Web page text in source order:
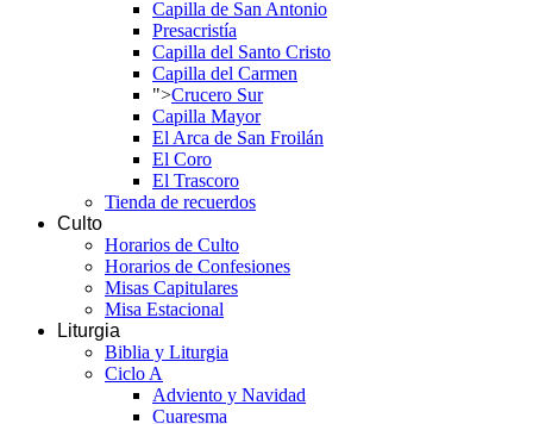
Capilla de San Antonio
Presacristía
Capilla del Santo Cristo
Capilla del Carmen
">Crucero Sur
Capilla Mayor
El Arca de San Froilán
El Coro
El Trascoro
Tienda de recuerdos
Culto
Horarios de Culto
Horarios de Confesiones
Misas Capitulares
Misa Estacional
Liturgia
Biblia y Liturgia
Ciclo A
Adviento y Navidad
Cuaresma